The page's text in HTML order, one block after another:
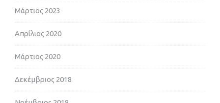
Μάρτιος 2023
Απρίλιος 2020
Μάρτιος 2020
Δεκέμβριος 2018